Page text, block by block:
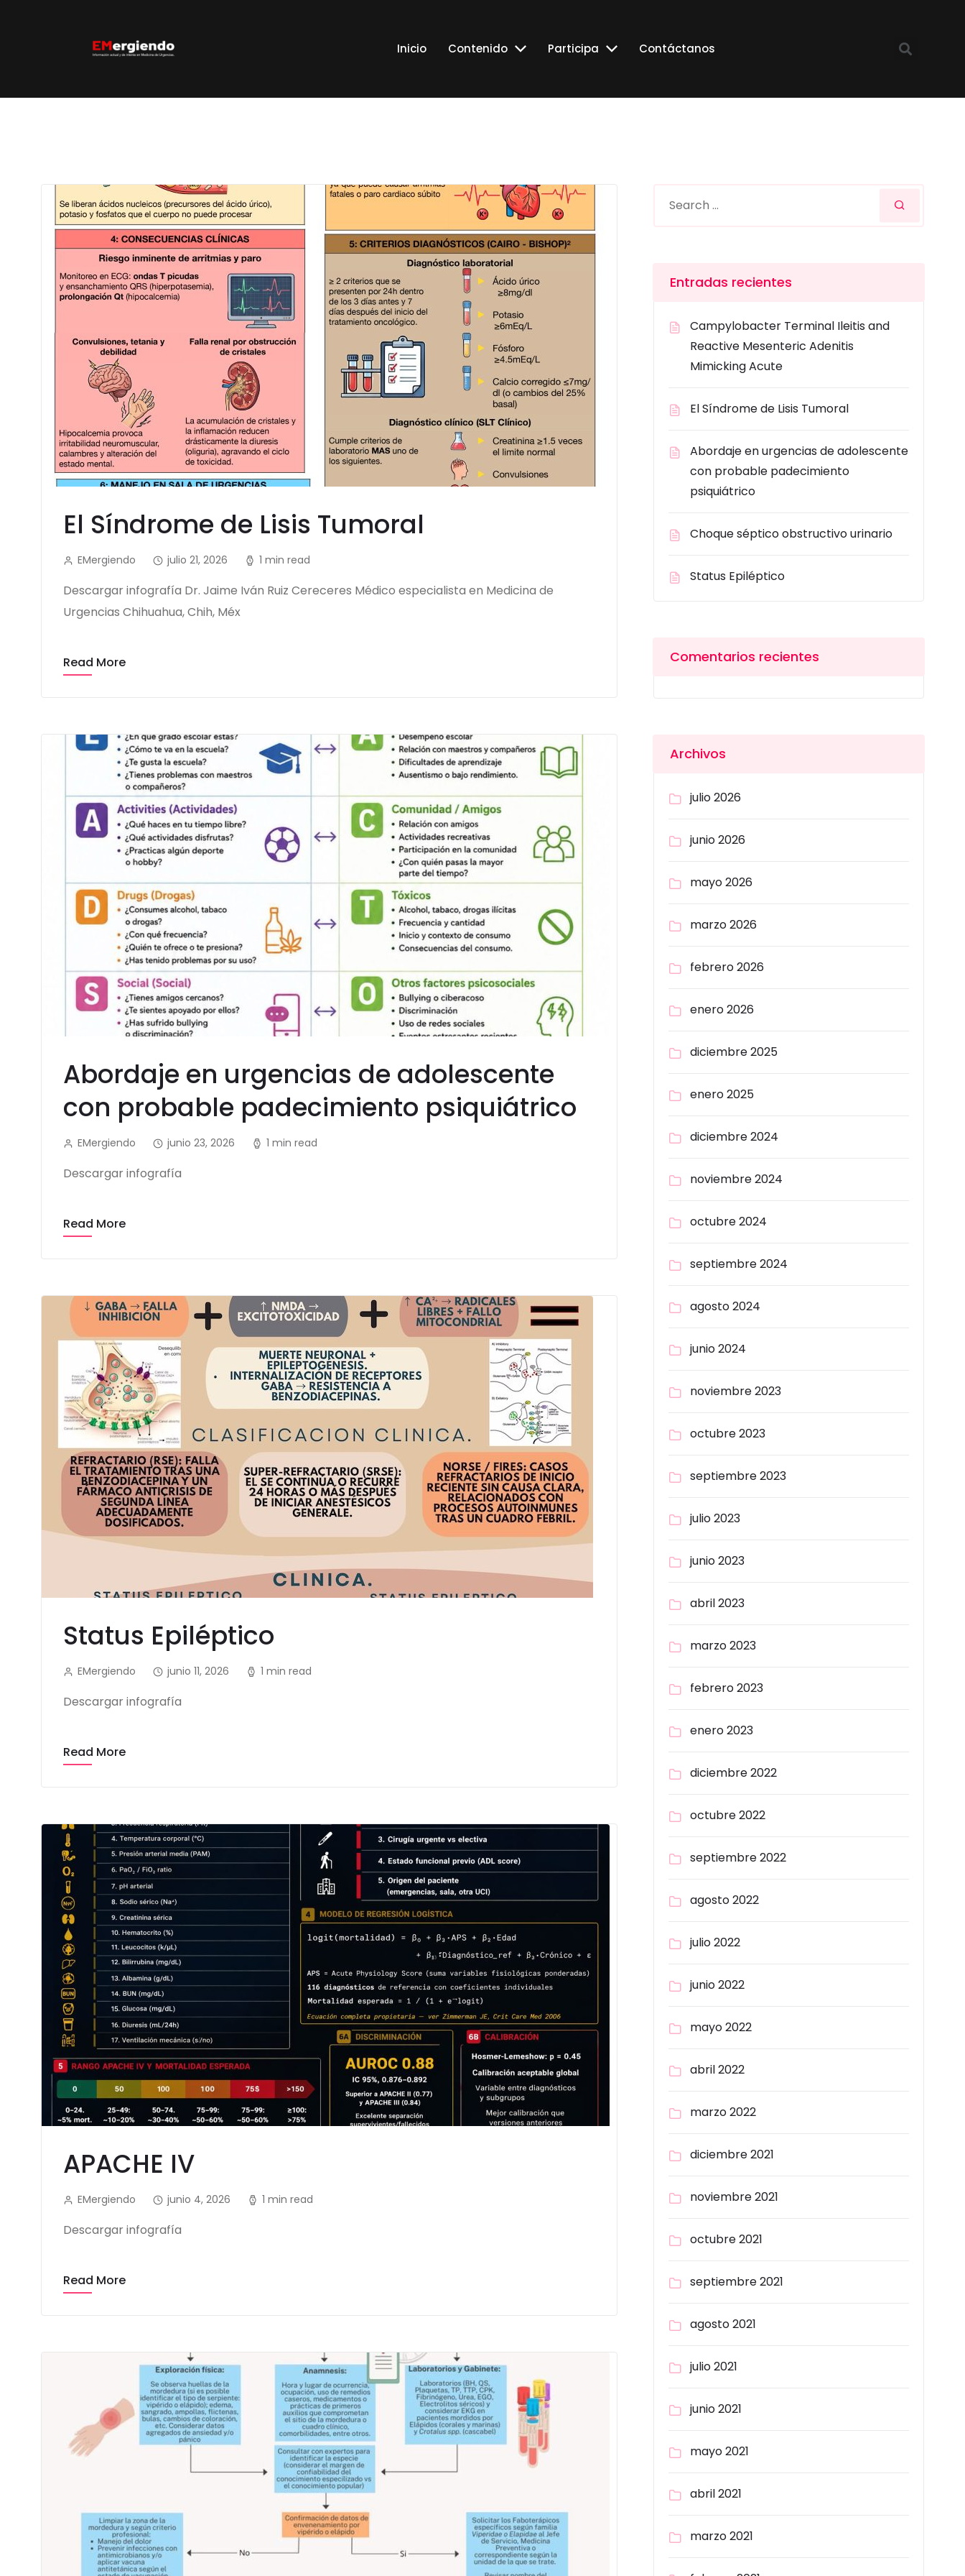
Inicio Contenido Participa Contáctanos
El Síndrome de Lisis Tumoral
EMergiendo julio 21, 2026 1 min read
Descargar infografía Dr. Jaime Iván Ruiz Cereceres Médico especialista en Medicina de
Urgencias Chihuahua, Chih, Méx
Read More
Abordaje en urgencias de adolescente
con probable padecimiento psiquiátrico
EMergiendo junio 23, 2026 1 min read
Descargar infografía
Read More
Status Epiléptico
EMergiendo junio 11, 2026 1 min read
Descargar infografía
Read More
APACHE IV
EMergiendo junio 4, 2026 1 min read
Descargar infografía
Read More
Entradas recientes
Campylobacter Terminal Ileitis and
Reactive Mesenteric Adenitis
Mimicking Acute
El Síndrome de Lisis Tumoral
Abordaje en urgencias de adolescente
con probable padecimiento
psiquiátrico
Choque séptico obstructivo urinario
Status Epiléptico
Comentarios recientes
Archivos
julio 2026
junio 2026
mayo 2026
marzo 2026
febrero 2026
enero 2026
diciembre 2025
enero 2025
diciembre 2024
noviembre 2024
octubre 2024
septiembre 2024
agosto 2024
junio 2024
noviembre 2023
octubre 2023
septiembre 2023
julio 2023
junio 2023
abril 2023
marzo 2023
febrero 2023
enero 2023
diciembre 2022
octubre 2022
septiembre 2022
agosto 2022
julio 2022
junio 2022
mayo 2022
abril 2022
marzo 2022
diciembre 2021
noviembre 2021
octubre 2021
septiembre 2021
agosto 2021
julio 2021
junio 2021
mayo 2021
abril 2021
marzo 2021